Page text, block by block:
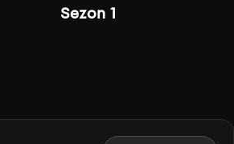
Sezon 1